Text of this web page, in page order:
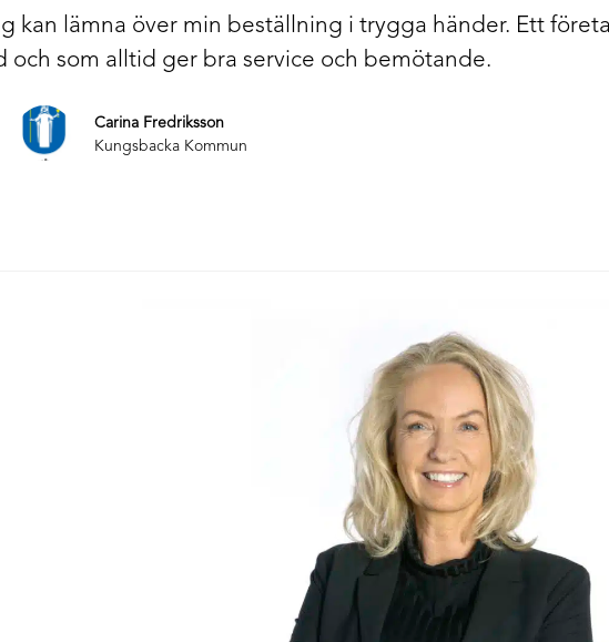
kan lämna över min beställning i trygga händer. Ett
och som alltid ger bra service och bemötande.
Carina Fredriksson
Kungsbacka Kommun